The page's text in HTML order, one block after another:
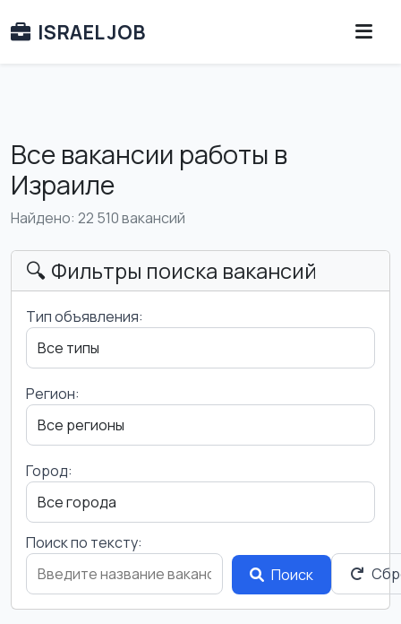
ISRAEL JOB
Все вакансии работы в
Израиле
Найдено: 22 510 вакансий
🔍 Фильтры поиска вакансий
Тип объявления:
Регион:
Город:
Поиск по тексту:
Поиск